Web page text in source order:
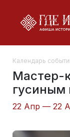
Календарь
Мастер-
гусиным
22 Апр — 22